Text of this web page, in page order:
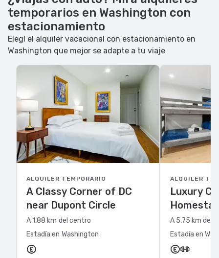
temporarios en Washington con
estacionamiento
Elegí el alquiler vacacional con estacionamiento en
Washington que mejor se adapte a tu viaje
ALQUILER TEMPORARIO
A Classy Corner of DC
near Dupont Circle
A 1,88 km del centro
Estadía en Washington
ALQUILER
Luxury
A 5,75 km del
Estadía en